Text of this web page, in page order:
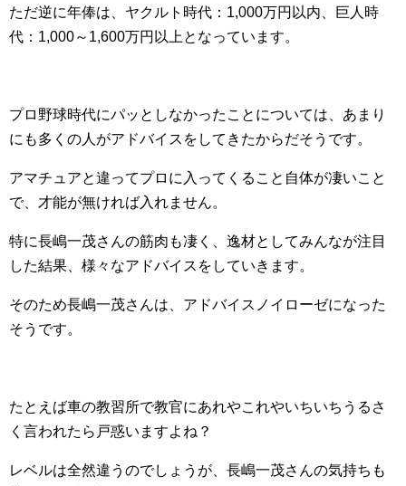
ただ逆に年俸は、ヤクルト時代：1,000万円以内、巨人時
代：1,000～1,600万円以上となっています。
プロ野球時代にパッとしなかったことについては、あまり
にも多くの人がアドバイスをしてきたからだそうです。
アマチュアと違ってプロに入ってくること自体が凄いこと
で、才能が無ければ入れません。
特に長嶋一茂さんの筋肉も凄く、逸材としてみんなが注目
した結果、様々なアドバイスをしていきます。
そのため長嶋一茂さんは、アドバイスノイローゼになった
そうです。
たとえば車の教習所で教官にあれやこれやいちいちうるさ
く言われたら戸惑いますよね？
レベルは全然違うのでしょうが、長嶋一茂さんの気持ちも